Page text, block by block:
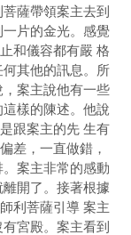
薩帶領案主去到
片的金光。感覺
和儀容都有嚴 格
其他的訊息。所
案主說他有一些
樣的陳述。他說
跟案主的先 生有
差，一直做錯，
案主非常的感動
開了。接著根據
利菩薩引導 案主
宮殿。案主看到